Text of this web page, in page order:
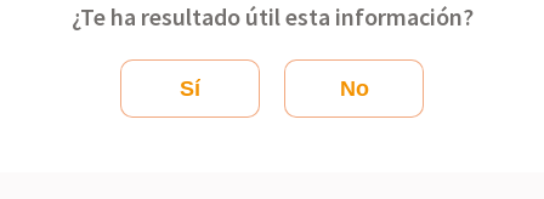
¿Te ha resultado útil esta información?
Sí No